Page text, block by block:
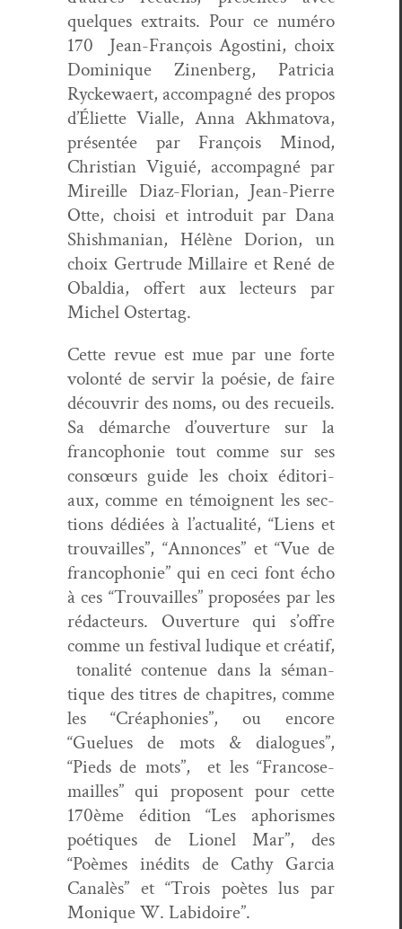
quelques extraits. Pour ce numéro
170
Jean-François Agos­ti­ni, choix
Dominique Zinen­berg, Patri­cia
Ryck­e­waert, accom­pa­g­né des pro­pos
d’Éli­ette Vialle, Anna Akhma­to­va,
présen­tée par François Min­od,
Chris­t­ian Vigu­ié, accom­pa­g­né par
Mireille Diaz-Flo­ri­an, Jean-Pierre
Otte, choisi et intro­duit par Dana
Shish­man­ian, Hélène Dori­on, un
choix Gertrude Mil­laire et René de
Obal­dia, offert aux lecteurs par
Michel Ostertag.
Cette revue est mue par une forte
volon­té de servir la poésie, de faire
décou­vrir des noms, ou des recueils.
Sa démarche d’ou­ver­ture sur la
fran­coph­o­nie tout comme sur ses
con­sœurs guide les choix édi­to­ri­
aux, comme en témoignent les sec­
tions dédiées à l’ac­tu­al­ité, “Liens et
trou­vailles”, “Annonces” et “Vue de
fran­coph­o­nie” qui en ceci font écho
à ces “Trou­vailles” pro­posées par les
rédac­teurs. Ouver­ture qui s’of­fre
comme un fes­ti­val ludique et créatif,
tonal­ité con­tenue dans la séman­
tique des titres de chapitres, comme
les “Créa­phonies”, ou encore
“Guelues de mots & dia­logues”,
“Pieds de mots”, et les “Fran­cose­
mailles” qui pro­posent pour cette
170ème édi­tion “Les apho­rismes
poé­tiques de Lionel Mar”, des
“Poèmes inédits de Cathy Gar­cia
Canalès” et “Trois poètes lus par
Monique W. Labidoire”.